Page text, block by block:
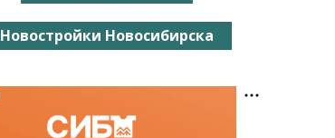
Новостройки Новосибирска